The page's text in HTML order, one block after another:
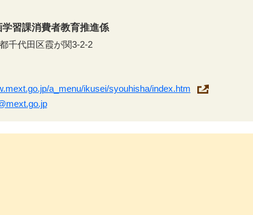
習課消費者教育推進係
千代田区霞が関3-2-2
a_menu/ikusei/syouhisha/index.htm